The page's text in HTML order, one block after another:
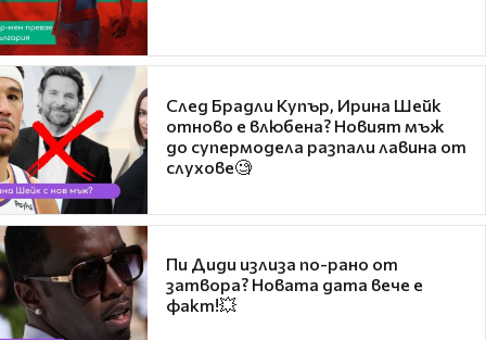
След Брадли Купър, Ирина Шейк
отново е влюбена? Новият мъж
до супермодела разпали лавина от
слухове🧐
Пи Диди излиза по-рано от
затвора? Новата дата вече е
факт!💥